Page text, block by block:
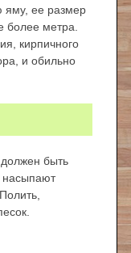
яму, ее размер
более метра.
кирпичного
и обильно
быть
насыпают